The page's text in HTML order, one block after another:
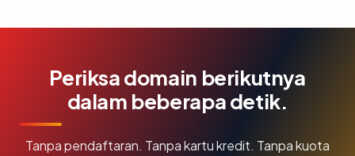
Periksa domain berikutnya
dalam beberapa detik.
Tanpa pendaftaran. Tanpa kartu kredit. Tanpa kuota